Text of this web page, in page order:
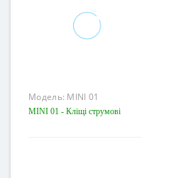
Модель: MINI 01
MINI 01 - Кліщі струмові